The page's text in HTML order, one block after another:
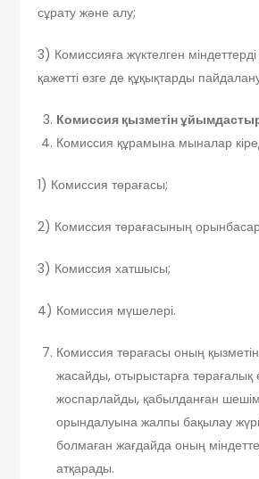
сұрату және алу;
3) Комиссияға жүктелген
қажетті өзге де құқықтарды
Комиссия қызметін
Комиссия құрамына мыналар
1) Комиссия төрағасы;
2) Комиссия төрағасының
3) Комиссия хатшысы;
4) Комиссия мүшелері.
Комиссия төрағасы оның
жасайды, отырыстарға төрағалық
жоспарлайды, қабылданған
орындалуына жалпы бақылау
болмаған жағдайда оның
атқарады.